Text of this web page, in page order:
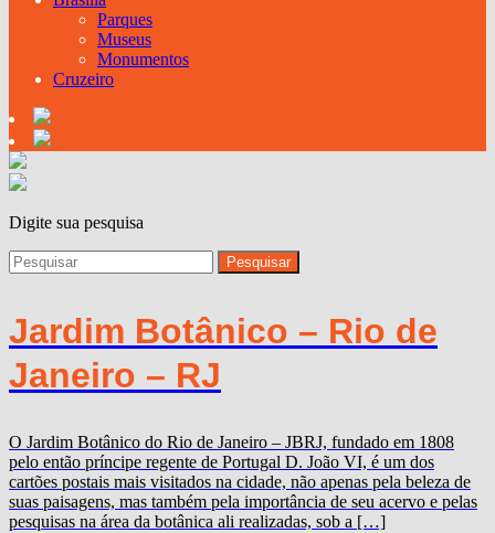
Parques
Museus
Monumentos
Cruzeiro
Digite sua pesquisa
Jardim Botânico – Rio de
Janeiro – RJ
O Jardim Botânico do Rio de Janeiro – JBRJ, fundado em 1808
pelo então príncipe regente de Portugal D. João VI, é um dos
cartões postais mais visitados na cidade, não apenas pela beleza de
suas paisagens, mas também pela importância de seu acervo e pelas
pesquisas na área da botânica ali realizadas, sob a […]